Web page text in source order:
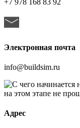
+7 978 168 83 92
Электронная почта
info@buildsim.ru
Адрес